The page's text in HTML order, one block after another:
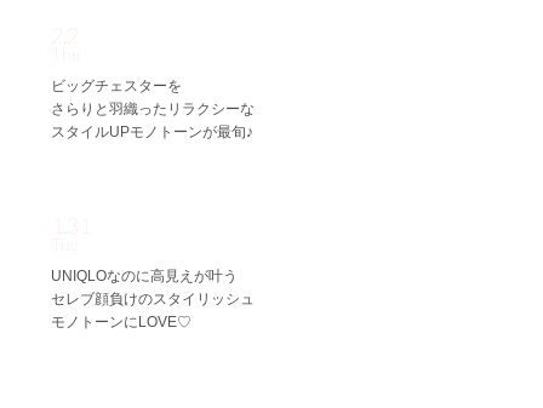
ビッグチェスターを
さらりと羽織ったリラクシーな
スタイルUPモノトーンが最旬♪
UNIQLOなのに高見えが叶う
セレブ顔負けのスタイリッシュ
モノトーンにLOVE♡